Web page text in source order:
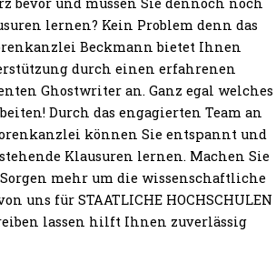
lernen? Kein Problem denn das
Beckmann bietet Ihnen
durch einen erfahrenen
Ghostwriter an. Ganz egal welches
Durch das engagierten Team an
können Sie entspannt und
Klausuren lernen. Machen Sie
mehr um die wissenschaftliche
uns für STAATLICHE HOCHSCHULEN
lassen hilft Ihnen zuverlässig